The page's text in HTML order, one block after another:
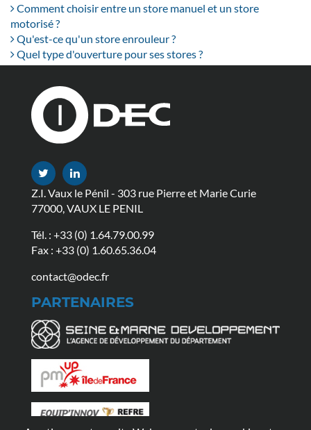
Comment choisir entre un store manuel et un store
motorisé ?
Qu'est-ce qu'un store enrouleur ?
Quel type d'ouverture pour ses stores ?
Z.I. Vaux le Pénil - 303 rue Pierre et Marie Curie
77000, VAUX LE PENIL
Tél. : +33 (0) 1.64.79.00.99
Fax : +33 (0) 1.60.65.36.04
contact@odec.fr
PARTENAIRES